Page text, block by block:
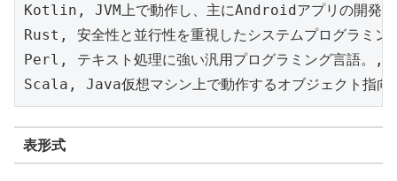
Kotlin, JVM上で動作し、主にAndroidアプリの開発に
Rust, 安全性と並行性を重視したシステムプログラミ
Perl, テキスト処理に強い汎用プログラミング言語。,
Scala, Java仮想マシン上で動作するオブジェクト指向
表形式